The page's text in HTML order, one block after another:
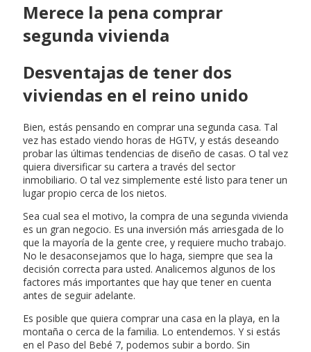
Merece la pena comprar
segunda vivienda
Desventajas de tener dos
viviendas en el reino unido
Bien, estás pensando en comprar una segunda casa. Tal
vez has estado viendo horas de HGTV, y estás deseando
probar las últimas tendencias de diseño de casas. O tal vez
quiera diversificar su cartera a través del sector
inmobiliario. O tal vez simplemente esté listo para tener un
lugar propio cerca de los nietos.
Sea cual sea el motivo, la compra de una segunda vivienda
es un gran negocio. Es una inversión más arriesgada de lo
que la mayoría de la gente cree, y requiere mucho trabajo.
No le desaconsejamos que lo haga, siempre que sea la
decisión correcta para usted. Analicemos algunos de los
factores más importantes que hay que tener en cuenta
antes de seguir adelante.
Es posible que quiera comprar una casa en la playa, en la
montaña o cerca de la familia. Lo entendemos. Y si estás
en el Paso del Bebé 7, podemos subir a bordo. Sin